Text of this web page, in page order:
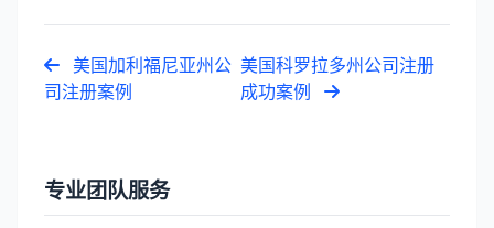
美国加利福尼亚州公
司注册案例
美国科罗拉多州公司注册
成功案例
专业团队服务